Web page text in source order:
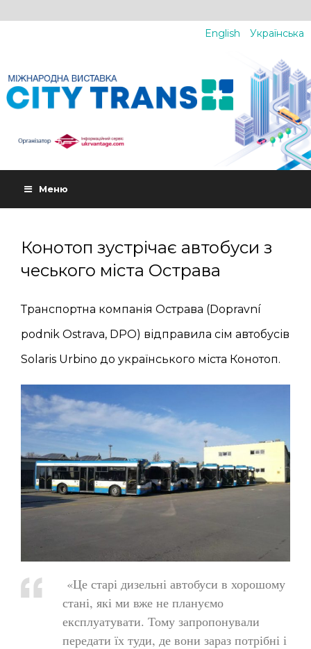
English Українська
Меню
Конотоп зустрічає автобуси з
чеського міста Острава
Транспортна компанія Острава (Dopravní
podnik Ostrava, DPO) відправила сім автобусів
Solaris Urbino до українського міста Конотоп.
«Це старі дизельні автобуси в хорошому
стані, які ми вже не плануємо
експлуатувати. Тому запропонували
передати їх туди, де вони зараз потрібні і